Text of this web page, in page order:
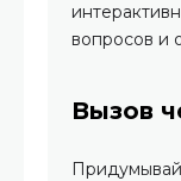
вопросов и
Вызов